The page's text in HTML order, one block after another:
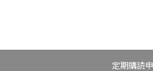
定期購読